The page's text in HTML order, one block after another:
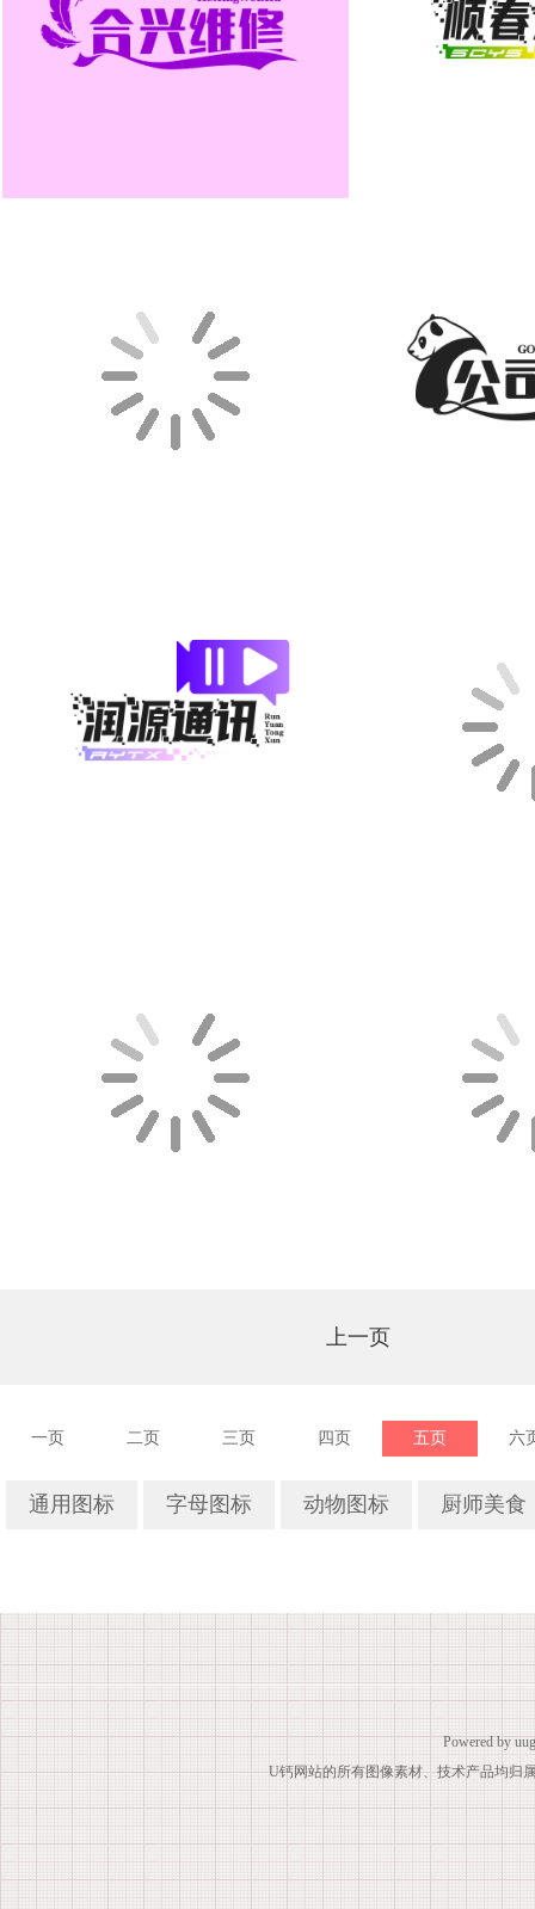
上一页
一页 二页 三页 四页 五页 六
通用图标 字母图标 动物图标 厨师美食
Powered by
U钙网站的所有图像素材、技术产品均归